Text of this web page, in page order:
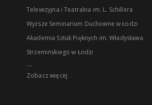
Telewizyjna i Teatralna im. L. Schillera
Wyższe Seminarium Duchowne w Łodzi
Akademia Sztuk Pięknych im. Władysława
Strzemińskiego w Łodzi
...
Zobacz więcej